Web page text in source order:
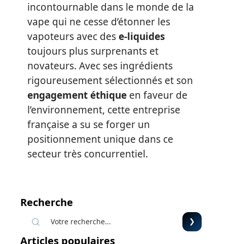
incontournable dans le monde de la
vape qui ne cesse d’étonner les
vapoteurs avec dese-liquides
toujours plus surprenants et
novateurs. Avec ses ingrédients
rigoureusement sélectionnés et son
engagement éthique en faveur de
l’environnement, cette entreprise
française a su se forger un
positionnement unique dans ce
secteur très concurrentiel.
Recherche
Articles populaires